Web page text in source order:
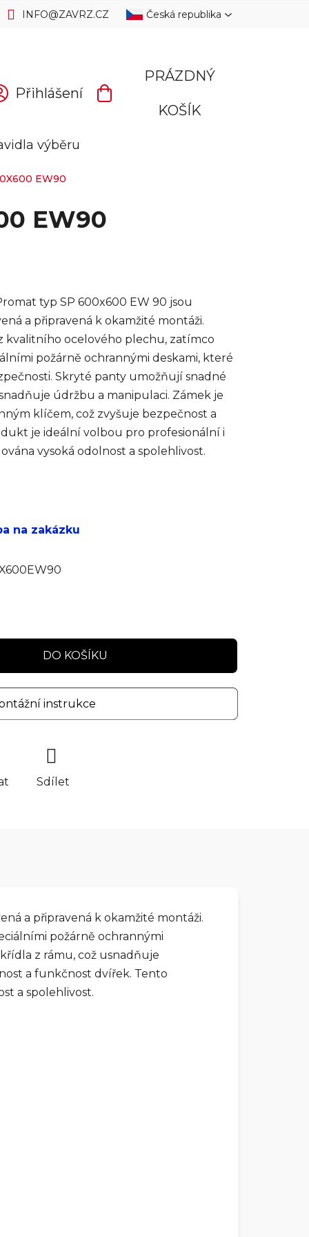
INFO@ZAVRZ.CZ Česká republika
Přihlášení
NÁKUPNÍ
PRÁZDNÝ
KOŠÍK
výběru
EW90
EW90
typ SP 600x600 EW 90 jsou
a připravená k okamžité montáži.
kvalitního ocelového plechu, zatímco
požárně ochrannými deskami, které
Skryté panty umožňují snadné
údržbu a manipulaci. Zámek je
klíčem, což zvyšuje bezpečnost a
je ideální volbou pro profesionální i
vysoká odolnost a spolehlivost.
na zakázku
DO KOŠÍKU
instrukce
Sdílet
a připravená k okamžité montáži.
požárně ochrannými
z rámu, což usnadňuje
a funkčnost dvířek. Tento
a spolehlivost.